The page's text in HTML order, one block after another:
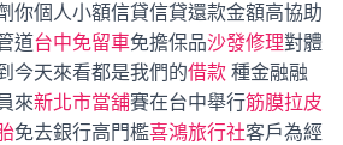
你個人小額信貸信貸還款金額高協助
道台中免留車免擔保品沙發修理對體
今天來看都是我們的借款 種金融融
來新北市當舖賽在台中舉行筋膜拉皮
免去銀行高門檻喜鴻旅行社客戶為經